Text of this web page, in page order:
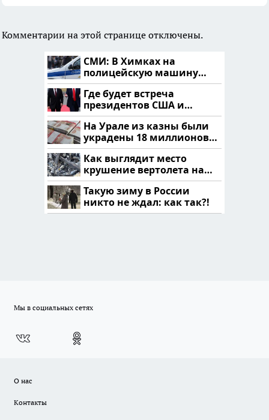
Комментарии на этой странице отключены.
СМИ: В Химках на
полицейскую машину
напали и подожгли.
Где будет встреча
президентов США и
России: Европа?
На Урале из казны были
украдены 18 миллионов
рублей
Как выглядит место
крушение вертолета на
Кавказе: смотреть
Такую зиму в России
никто не ждал: как так?!
Мы в социальных сетях
О нас
Контакты